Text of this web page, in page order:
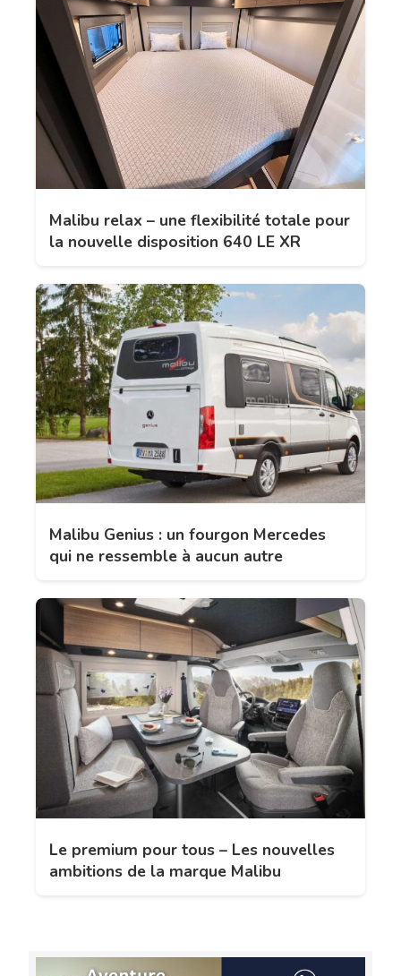
Malibu relax – une flexibilité totale pour
la nouvelle disposition 640 LE XR
Malibu Genius : un fourgon Mercedes
qui ne ressemble à aucun autre
Le premium pour tous – Les nouvelles
ambitions de la marque Malibu